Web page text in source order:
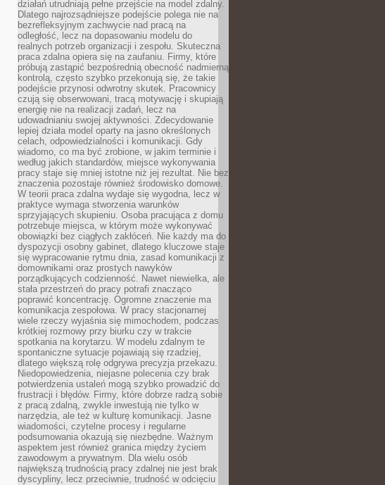
działań utrudniają pełne przejście na model zdalny.
Dlatego najrozsądniejsze podejście polega nie na
bezrefleksyjnym zachwycie nad pracą na
odległość, lecz na dopasowaniu modelu do
realnych potrzeb organizacji i zespołu. Skuteczna
praca zdalna opiera się na zaufaniu. Firmy, które
próbują zastąpić bezpośrednią obecność nadmierną
kontrolą, często szybko przekonują się, że takie
podejście przynosi odwrotny skutek. Pracownicy
czują się obserwowani, tracą motywację i skupiają
energię nie na realizacji zadań, lecz na
udowadnianiu swojej aktywności. Zdecydowanie
lepiej działa model oparty na jasno określonych
celach, odpowiedzialności i komunikacji. Gdy
wiadomo, co ma być zrobione, w jakim terminie i
według jakich standardów, miejsce wykonywania
pracy staje się mniej istotne niż jej rezultat. Nie bez
znaczenia pozostaje również środowisko domowe.
W teorii praca zdalna wydaje się wygodna, lecz w
praktyce wymaga stworzenia warunków
sprzyjających skupieniu. Osoba pracująca z domu
potrzebuje miejsca, w którym może wykonywać
obowiązki bez ciągłych zakłóceń. Nie każdy ma do
dyspozycji osobny gabinet, dlatego kluczowe staje
się wypracowanie rytmu dnia, zasad komunikacji z
domownikami oraz prostych nawyków
porządkujących codzienność. Nawet niewielka, ale
stała przestrzeń do pracy potrafi znacząco
poprawić koncentrację. Ogromne znaczenie ma
komunikacja zespołowa. W pracy stacjonarnej
wiele rzeczy wyjaśnia się mimochodem, podczas
krótkiej rozmowy przy biurku czy w trakcie
spotkania na korytarzu. W modelu zdalnym te
spontaniczne sytuacje pojawiają się rzadziej,
dlatego większą rolę odgrywa precyzja przekazu.
Niedopowiedzenia, niejasne polecenia czy brak
potwierdzenia ustaleń mogą szybko prowadzić do
frustracji i błędów. Firmy, które dobrze radzą sobie
z pracą zdalną, zwykle inwestują nie tylko w
narzędzia, ale też w kulturę komunikacji. Jasne
wiadomości, czytelne procesy i regularne
podsumowania okazują się niezbędne. Ważnym
aspektem jest również granica między życiem
zawodowym a prywatnym. Dla wielu osób
największą trudnością pracy zdalnej nie jest brak
dyscypliny, lecz przeciwnie, trudność w odcięciu